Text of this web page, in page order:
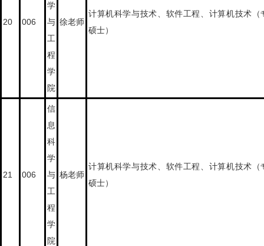
20 006
学
与
工
程
学
院
徐老师
计算机科学与技术、软件工程、计算机技术（
硕士）
21 006
信
息
科
学
与
工
程
学
院
杨老师
计算机科学与技术、软件工程、计算机技术（
硕士）